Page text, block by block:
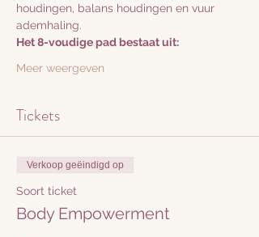
houdingen, balans houdingen en vuur
ademhaling.
Het 8-voudige pad bestaat uit:
Meer weergeven
Tickets
Verkoop geëindigd op
Soort ticket
Body Empowerment